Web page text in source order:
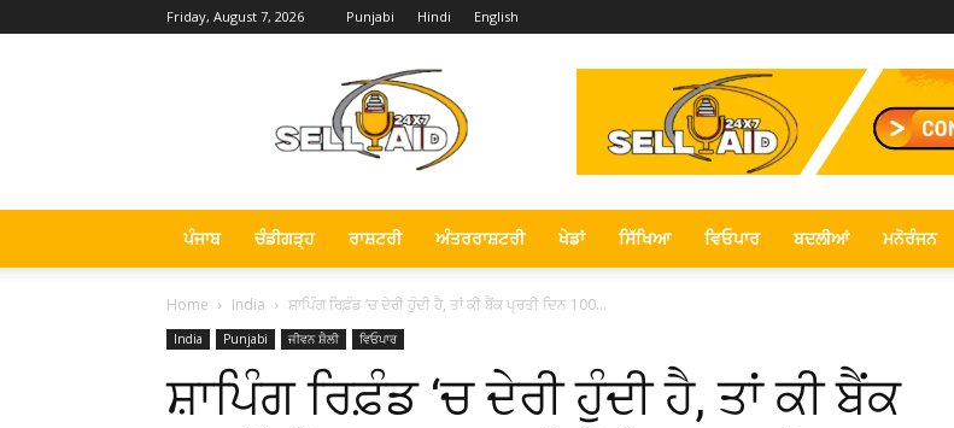
Friday, August 7, 2026 Punjabi Hindi English
Sell
Aid
News
ਪੰਜਾਬ ਚੰਡੀਗੜ੍ਹ ਰਾਸ਼ਟਰੀ ਅੰਤਰਰਾਸ਼ਟਰੀ ਖੇਡਾਂ ਸਿੱਖਿਆ ਵਿਓਪਾਰ ਬਦਲੀਆਂ ਮਨੋਰੰਜਨ
Home India ਸ਼ਾਪਿੰਗ ਰਿਫ਼ੰਡ ‘ਚ ਦੇਰੀ ਹੁੰਦੀ ਹੈ, ਤਾਂ ਕੀ ਬੈਂਕ ਪ੍ਰਤੀ ਦਿਨ 100...
India Punjabi ਜੀਵਨ ਸ਼ੈਲੀ ਵਿਓਪਾਰ
ਸ਼ਾਪਿੰਗ ਰਿਫ਼ੰਡ ‘ਚ ਦੇਰੀ ਹੁੰਦੀ ਹੈ, ਤਾਂ ਕੀ ਬੈਂਕ